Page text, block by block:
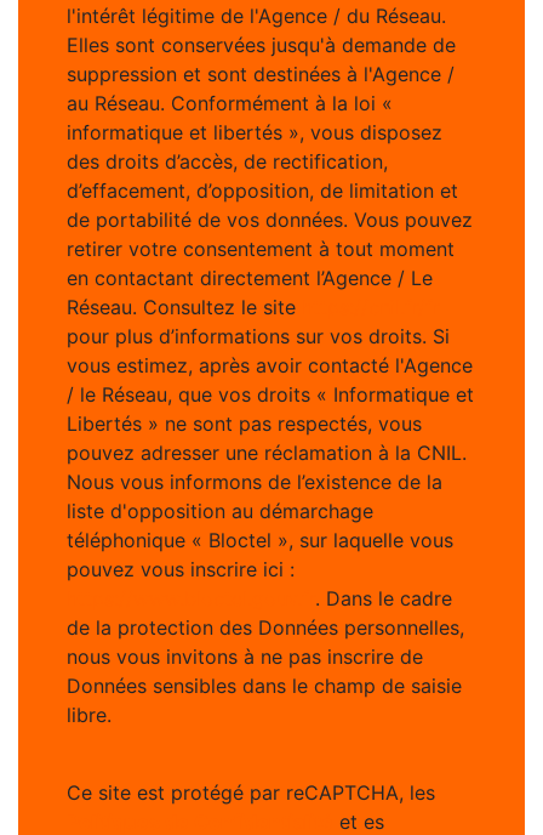
l'intérêt légitime de l'Agence / du Réseau.
Elles sont conservées jusqu'à demande de
suppression et sont destinées à l'Agence /
au Réseau. Conformément à la loi «
informatique et libertés », vous disposez
des droits d’accès, de rectification,
d’effacement, d’opposition, de limitation et
de portabilité de vos données. Vous pouvez
retirer votre consentement à tout moment
en contactant directement l’Agence / Le
Réseau. Consultez le site
pour plus d’informations sur vos droits. Si
vous estimez, après avoir contacté l'Agence
/ le Réseau, que vos droits « Informatique et
Libertés » ne sont pas respectés, vous
pouvez adresser une réclamation à la CNIL.
Nous vous informons de l’existence de la
liste d'opposition au démarchage
téléphonique « Bloctel », sur laquelle vous
pouvez vous inscrire ici :
. Dans le cadre
de la protection des Données personnelles,
nous vous invitons à ne pas inscrire de
Données sensibles dans le champ de saisie
libre.
Ce site est protégé par reCAPTCHA, les
et es